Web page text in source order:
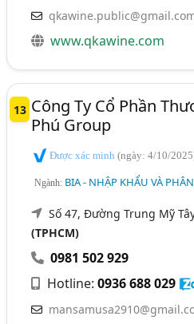
www.qkawine.com
13 Công Ty Cổ Phần
Phú Group
Được xác minh(ngày: 4/10/
Ngành: BIA - NHẬP KHẨU VÀ
Số 47, Đường Trung Mỹ
(TPHCM)
0981 502 929
Hotline:0936 688 029